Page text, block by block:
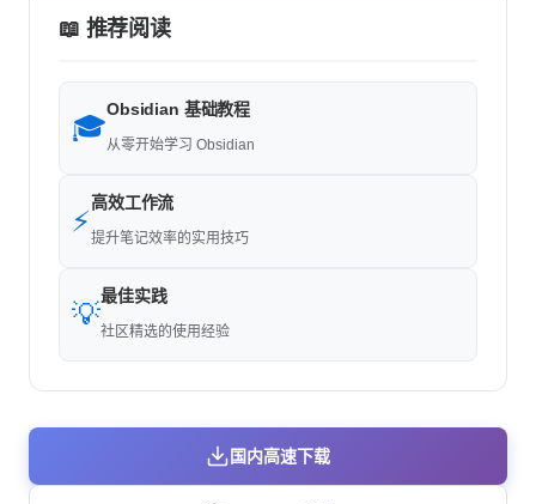
📖 推荐阅读
🎓
Obsidian 基础教程
从零开始学习 Obsidian
⚡
高效工作流
提升笔记效率的实用技巧
💡
最佳实践
社区精选的使用经验
国内高速下载